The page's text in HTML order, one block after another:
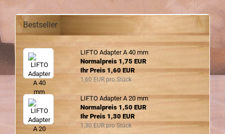
Bestseller
LIFTO Ad­ap­ter A 40 mm
Normalpreis 1,75 EUR
Ihr Preis 1,60 EUR
1,60 EUR pro Stück
LIFTO Ad­ap­ter A 20 mm
Normalpreis 1,50 EUR
Ihr Preis 1,30 EUR
1,30 EUR pro Stück